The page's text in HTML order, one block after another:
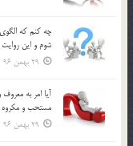
چه كنم كه
شوم و اين
29 بهمن 96
آيا امر به
مستحب و مكروه
29 بهمن 96